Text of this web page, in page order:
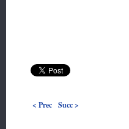
< Prec Succ >